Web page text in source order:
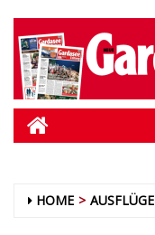
HOME AUSFLÜGE